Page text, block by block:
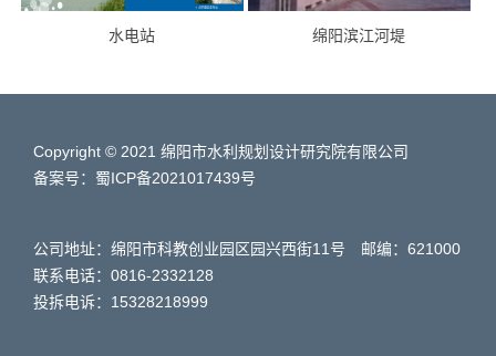
水电站 绵阳滨江河堤
Copyright © 2021 绵阳市水利规划设计研究院有限公司
备案号：蜀ICP备2021017439号
公司地址：绵阳市科教创业园区园兴西街11号 邮编：621000
联系电话：0816-2332128
投拆电诉：15328218999